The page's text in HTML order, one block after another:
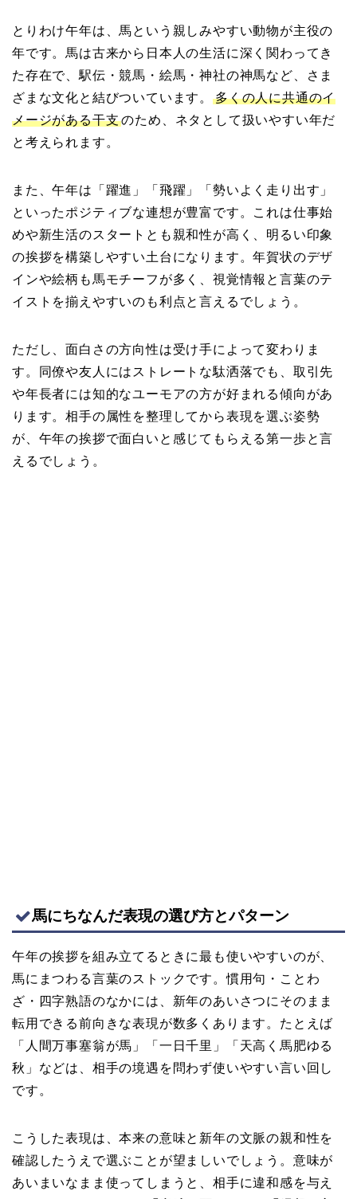
とりわけ午年は、馬という親しみやすい動物が主役の
年です。馬は古来から日本人の生活に深く関わってき
た存在で、駅伝・競馬・絵馬・神社の神馬など、さま
ざまな文化と結びついています。
多くの人に共通のイ
メージがある干支のため、ネタとして扱いやすい年だ
と考えられます。
また、午年は「躍進」「飛躍」「勢いよく走り出す」
といったポジティブな連想が豊富です。これは仕事始
めや新生活のスタートとも親和性が高く、明るい印象
の挨拶を構築しやすい土台になります。年賀状のデザ
インや絵柄も馬モチーフが多く、視覚情報と言葉のテ
イストを揃えやすいのも利点と言えるでしょう。
ただし、面白さの方向性は受け手によって変わりま
す。同僚や友人にはストレートな駄洒落でも、取引先
や年長者には知的なユーモアの方が好まれる傾向があ
ります。相手の属性を整理してから表現を選ぶ姿勢
が、午年の挨拶で面白いと感じてもらえる第一歩と言
えるでしょう。
馬にちなんだ表現の選び方とパターン
午年の挨拶を組み立てるときに最も使いやすいのが、
馬にまつわる言葉のストックです。慣用句・ことわ
ざ・四字熟語のなかには、新年のあいさつにそのまま
転用できる前向きな表現が数多くあります。たとえば
「人間万事塞翁が馬」「一日千里」「天高く馬肥ゆる
秋」などは、相手の境遇を問わず使いやすい言い回し
です。
こうした表現は、本来の意味と新年の文脈の親和性を
確認したうえで選ぶことが望ましいでしょう。意味が
あいまいなまま使ってしまうと、相手に違和感を与え